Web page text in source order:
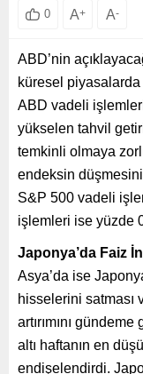
0 A+ A-
ABD’nin
küresel piyasalarda
ABD vadeli
yükselen tahvil
temkinli olmaya
endeksin
S&P 500 vadeli
işlemleri ise yüzde
Japonya’da Faiz
Asya’da ise
hisselerini satması
artırımını
altı haftanın en
endişelendirdi.